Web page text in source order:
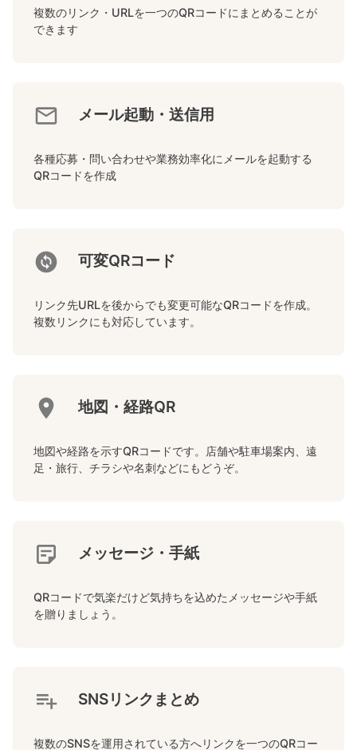
複数のリンク・URLを一つのQRコードにまとめることが
できます
メール起動・送信用
各種応募・問い合わせや業務効率化にメールを起動する
QRコードを作成
可変QRコード
リンク先URLを後からでも変更可能なQRコードを作成。
複数リンクにも対応しています。
地図・経路QR
地図や経路を示すQRコードです。店舗や駐車場案内、遠
足・旅行、チラシや名刺などにもどうぞ。
メッセージ・手紙
QRコードで気楽だけど気持ちを込めたメッセージや手紙
を贈りましょう。
SNSリンクまとめ
複数のSNSを運用されている方へリンクを一つのQRコー